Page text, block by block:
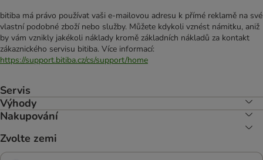
bitiba má právo používat vaši e-mailovou adresu k přímé reklamě na své
vlastní podobné zboží nebo služby. Můžete kdykoli vznést námitku, aniž
by vám vznikly jakékoli náklady kromě základních nákladů za kontakt
zákaznického servisu bitiba. Více informací:
https://support.bitiba.cz/cs/support/home
Servis
Výhody
Nakupování
Zvolte zemi